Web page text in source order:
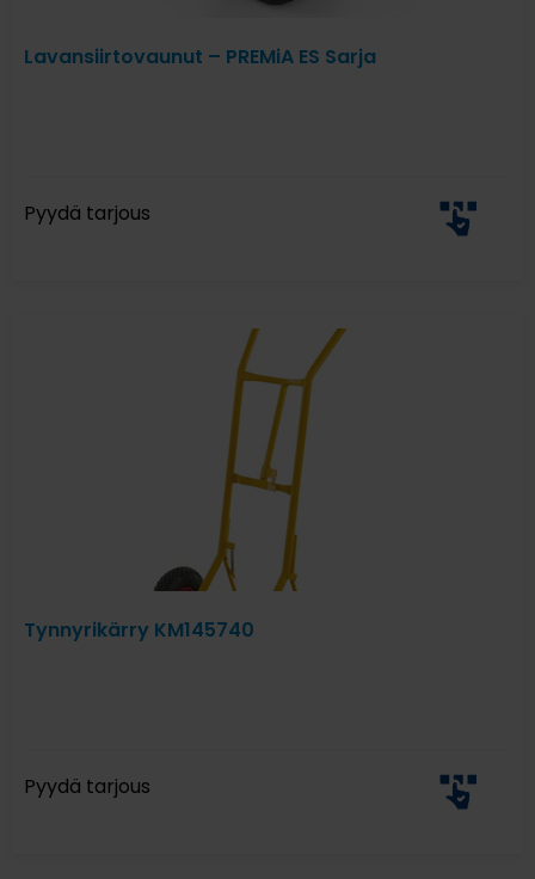
Lavansiirtovaunut – PREMiA ES Sarja
Pyydä tarjous
Tynnyrikärry KM145740
Pyydä tarjous